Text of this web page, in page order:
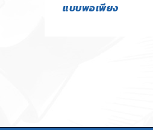
แบบพอเพียง